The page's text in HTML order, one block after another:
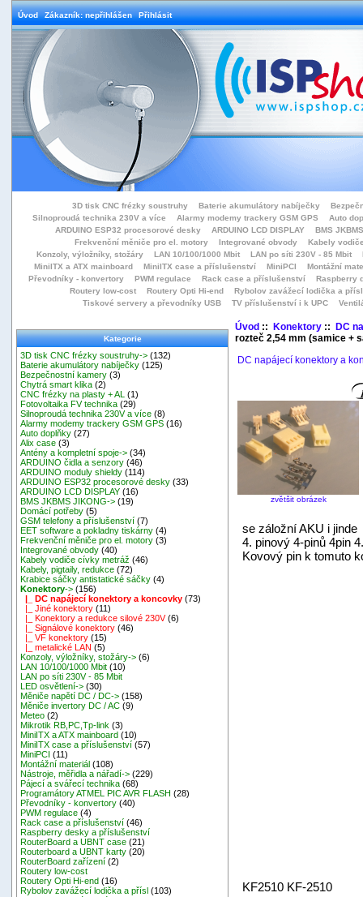
Úvod Zákazník: nepřihlášen Přihlásit
3D tisk CNC frézky soustruhy Baterie akumulátory nabíječky
Silnoproudá technika 230V a více
Alarmy modemy trackery GSM GPS
Auto
ARDUINO ESP32 procesorové desky
ARDUINO LCD DISPLAY
BMS
Frekvenční měniče pro el. motory
Integrované obvody
Kabely
Konzoly, výložníky, stožáry
LAN 10/100/1000 Mbit LAN po síti 230V - 85 Mbit
MiniITX a ATX mainboard
MiniITX case a příslušenství MiniPCI
Montážní
Převodníky - konvertory
PWM regulace Rack case a příslušenství
Raspberry
Routery low-cost
Routery Opti Hi-end
Rybolov zavážecí lodička a přísl
Tiskové servery a převodníky USB
TV příslušenství i k UPC
Kategorie
3D tisk CNC frézky soustruhy-> (132)
Baterie akumulátory nabíječky (125)
Bezpečnostní kamery (3)
Chytrá smart klika (2)
CNC frézky na plasty + AL
(1)
Fotovoltaika FV technika (29)
Silnoproudá technika 230V a více (8)
Alarmy modemy trackery GSM GPS (16)
Auto doplňky (27)
Alix case (3)
Antény a kompletní spoje-> (34)
ARDUINO čidla a senzory (46)
ARDUINO moduly shieldy (114)
ARDUINO ESP32 procesorové desky (33)
ARDUINO LCD DISPLAY (16)
BMS JKBMS JIKONG-> (19)
Domácí potřeby (5)
GSM telefony a příslušenství (7)
EET software a pokladny tiskárny (4)
Frekvenční měniče pro el. motory (3)
Integrované obvody (40)
Kabely vodiče cívky metráž (46)
Kabely, pigtaily, redukce (72)
Krabice sáčky antistatické sáčky (4)
Konektory-> (156)
|_ DC napájecí konektory a koncovky (73)
|_ Jiné konektory (11)
|_ Konektory a redukce silové 230V(6)
|_ Signálové konektory (46)
|_ VF konektory (15)
|_ metalické LAN (5)
Konzoly, výložníky, stožáry-> (6)
LAN 10/100/1000 Mbit (10)
LAN po síti 230V - 85 Mbit
LED osvětlení-> (30)
Měniče napětí DC / DC-> (158)
Měniče invertory DC / AC (9)
Meteo (2)
Mikrotik RB,PC,Tp-link (3)
MiniITX a ATX mainboard (10)
MiniITX case a příslušenství (57)
MiniPCI (11)
Montážní materiál (108)
Nástroje, měřidla a nářadí-> (229)
Pájecí a svářecí technika (68)
Programátory ATMEL PIC AVR FLASH (28)
Převodníky - konvertory (40)
PWM regulace (4)
Rack case a příslušenství (46)
Raspberry desky a příslušenství
RouterBoard a UBNT case (21)
Routerboard a UBNT karty (20)
RouterBoard zařízení (2)
Routery low-cost
Routery Opti Hi-end (16)
Rybolov zavážecí lodička a přísl (103)
Úvod:: Konektory:: DC
rozteč 2,54 mm (samice +
DC napájecí konektory a
zvětšit obrázek
se záložní AKU i jinde
4. pinový 4-pinů 4pin
Kovový pin k tomuto
KF2510 KF-2510